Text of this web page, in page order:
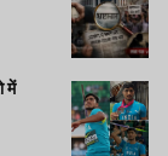
में